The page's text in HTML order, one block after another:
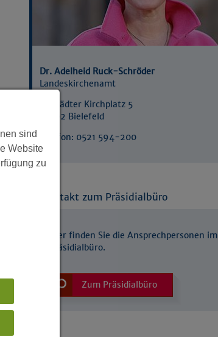
Dr. Adelheid Ruck-Schröder
Landeskirchenamt
Altstädter Kirchplatz 5
33602 Bielefeld
Telefon: 0521 594-200
Kontakt zum Präsidialbüro
Hier finden Sie die Ansprechpersonen im
Präsidialbüro.
Zum Präsidialbüro
sind
Website
zu